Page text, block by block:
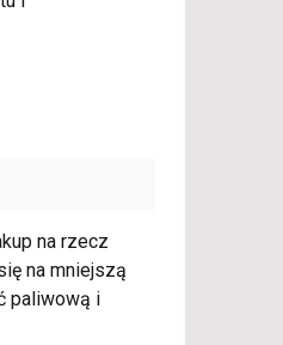
na rzecz
na mniejszą
paliwową i